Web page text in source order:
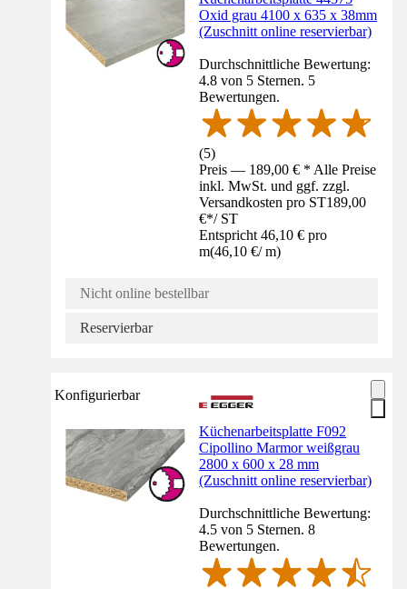
Oxid grau 4100 x 635 x 38mm
(Zuschnitt online reservierbar)
Durchschnittliche Bewertung:
4.8 von 5 Sternen. 5
Bewertungen.
(5)
Preis — 189,00 € * Alle Preise
inkl. MwSt. und ggf. zzgl.
Versandkosten pro ST189,00
€*/ ST
Entspricht 46,10 € pro
m(46,10 €/ m)
Nicht online bestellbar
Reservierbar
Konfigurierbar
Küchenarbeitsplatte F092
Cipollino Marmor weißgrau
2800 x 600 x 28 mm
(Zuschnitt online reservierbar)
Durchschnittliche Bewertung:
4.5 von 5 Sternen. 8
Bewertungen.